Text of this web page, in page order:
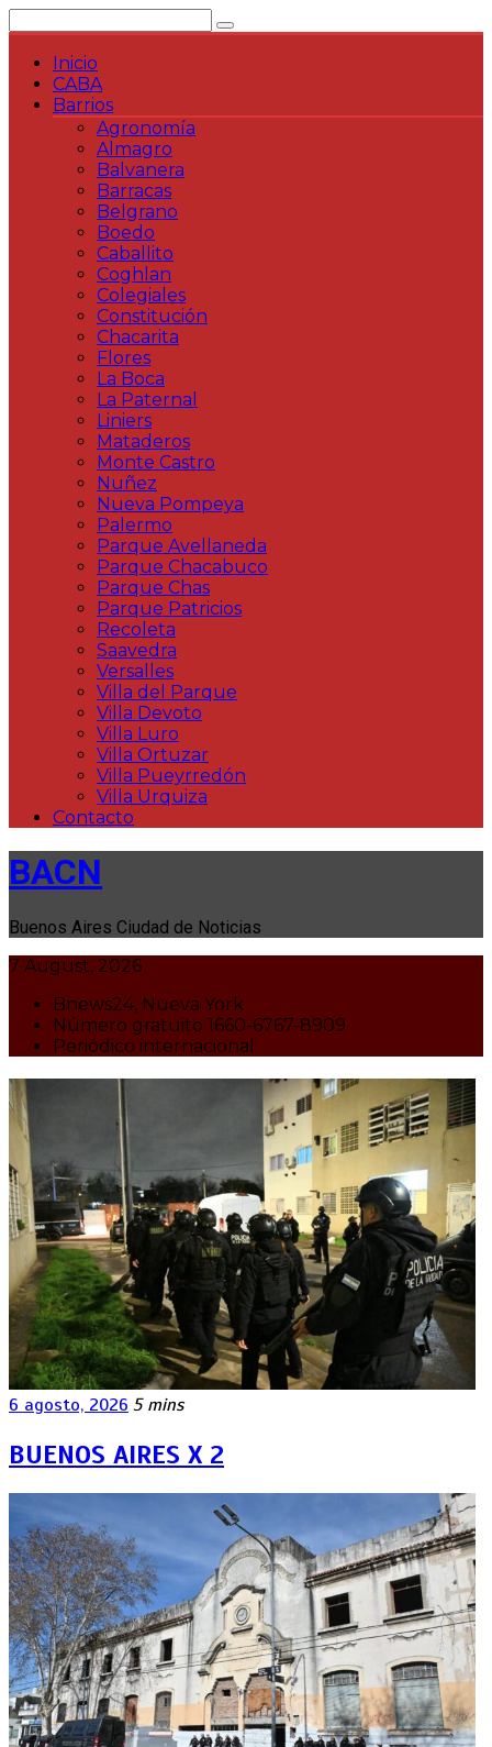
al
contenidoInicio
CABA
Barrios
Agronomía
Almagro
Balvanera
Barracas
Belgrano
Boedo
Caballito
Coghlan
Colegiales
Constitución
Chacarita
Flores
La Boca
La Paternal
Liniers
Mataderos
Monte Castro
Nuñez
Nueva Pompeya
Palermo
Parque Avellaneda
Parque Chacabuco
Parque Chas
Parque Patricios
Recoleta
Saavedra
Versalles
Villa del Parque
Villa Devoto
Villa Luro
Villa Ortuzar
Villa Pueyrredón
Villa Urquiza
Contacto
BACN
Buenos Aires Ciudad de Noticias
7 August, 2026
Bnews24, Nueva York
Número gratuito 1660-6767-8909
Periódico internacional
6 agosto, 2026 5 mins
BUENOS AIRES X 2